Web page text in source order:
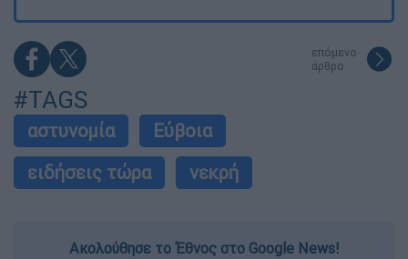
επόμενο
άρθρο
#TAGS
αστυνομία
Εύβοια
ειδήσεις τώρα
νεκρή
Ακολούθησε το Έθνος στο Google News!